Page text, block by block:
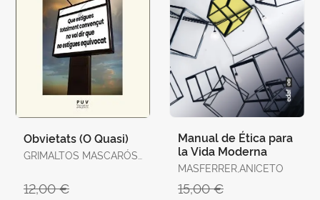
Obvietats (O Quasi)
GRIMALTOS MASCARÓS,
12,00 €
Manual de Ética para
la Vida Moderna
MASFERRER,ANICETO
15,00 €